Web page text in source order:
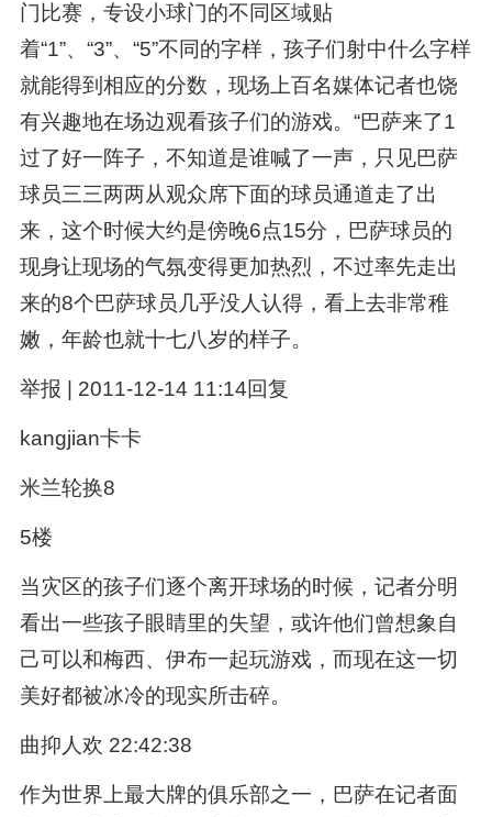
门比赛，专设小球门的不同区域贴
着“1”、“3”、“5”不同的字样，孩子们射中什么字样
就能得到相应的分数，现场上百名媒体记者也饶
有兴趣地在场边观看孩子们的游戏。“巴萨来了1
过了好一阵子，不知道是谁喊了一声，只见巴萨
球员三三两两从观众席下面的球员通道走了出
来，这个时候大约是傍晚6点15分，巴萨球员的
现身让现场的气氛变得更加热烈，不过率先走出
来的8个巴萨球员几乎没人认得，看上去非常稚
嫩，年龄也就十七八岁的样子。
举报 | 2011-12-14 11:14回复
kangjian卡卡
米兰轮换8
5楼
当灾区的孩子们逐个离开球场的时候，记者分明
看出一些孩子眼睛里的失望，或许他们曾想象自
己可以和梅西、伊布一起玩游戏，而现在这一切
美好都被冰冷的现实所击碎。
曲抑人欢 22:42:38
作为世界上最大牌的俱乐部之一，巴萨在记者面